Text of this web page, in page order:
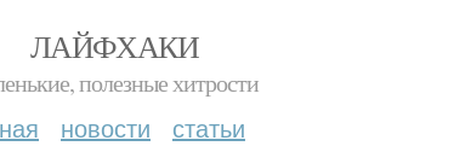
ЛАЙФХАКИ
полезные хитрости
новости статьи